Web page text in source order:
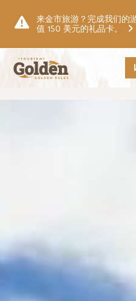
来金市旅游？完成我们的
值 150 美元的礼品卡。